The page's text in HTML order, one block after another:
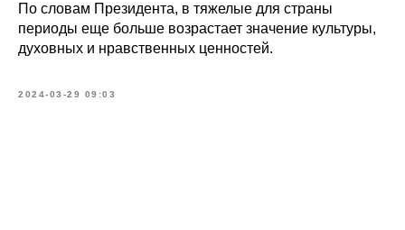
По словам Президента, в тяжелые для страны
периоды еще больше возрастает значение культуры,
духовных и нравственных ценностей.
2024-03-29 09:03